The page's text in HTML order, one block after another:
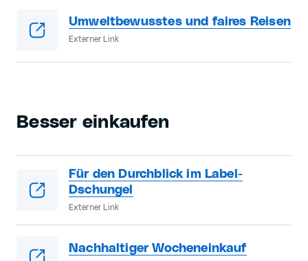
Umweltbewusstes und faires Reisen
Externer Link
Besser einkaufen
Für den Durchblick im Label-
Dschungel
Externer Link
Nachhaltiger Wocheneinkauf